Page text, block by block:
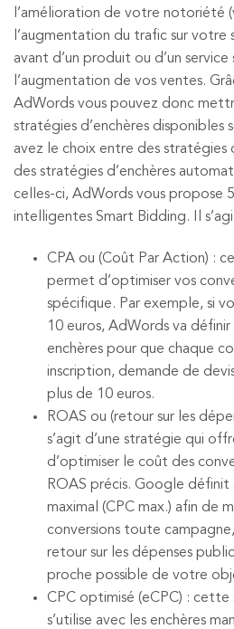
l’amélioration de votre notoriété
l’augmentation du trafic sur votre
avant d’un produit ou d’un
l’augmentation de vos ventes.
AdWords vous pouvez donc
stratégies d’enchères disponibles
avez le choix entre des stratégies
des stratégies d’enchères
celles-ci, AdWords vous propose
intelligentes Smart Bidding. Il
CPA ou (Coût Par Action) :
permet d’optimiser vos
spécifique. Par exemple, si
10 euros, AdWords va
enchères pour que chaque
inscription, demande de
plus de 10 euros.
ROAS ou (retour sur les
s’agit d’une stratégie qui
d’optimiser le coût des
ROAS précis. Google
maximal (CPC max.) afin de
conversions toute
retour sur les dépenses
proche possible de votre
CPC optimisé (eCPC) : cette
s’utilise avec les enchères